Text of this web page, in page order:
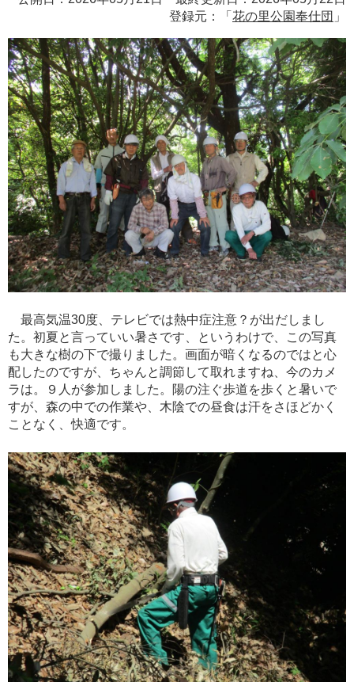
登録元：「 花の里公園奉仕団 」
最高気温30度、テレビでは熱中症注意？が出だしまし
た。初夏と言っていい暑さです、というわけで、この写真
も大きな樹の下で撮りました。画面が暗くなるのではと心
配したのですが、ちゃんと調節して取れますね、今のカメ
ラは。９人が参加しました。陽の注ぐ歩道を歩くと暑いで
すが、森の中での作業や、木陰での昼食は汗をさほどかく
ことなく、快適です。